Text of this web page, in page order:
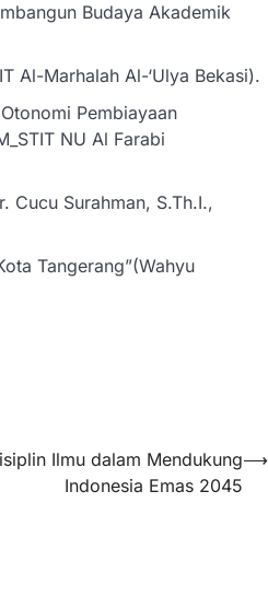
Budaya Akademik
Al-Marhalah Al-‘Ulya Bekasi).
Pembiayaan
NU Al Farabi
Cucu Surahman, S.Th.I.,
Tangerang”(Wahyu
Ilmu dalam Mendukung
Indonesia Emas 2045
⟶